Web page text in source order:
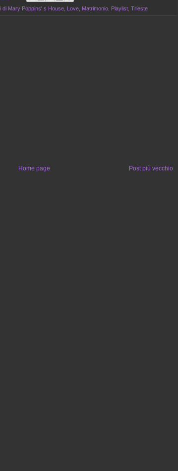
di Mary Poppins' s House Love Matrimonio Playlist Trieste
Post più vecchio
Home page